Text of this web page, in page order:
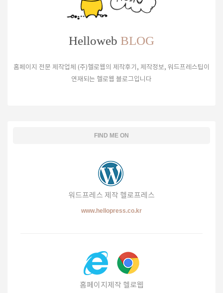
Helloweb BLOG
홈페이지 전문 제작업체 (주)헬로웹의 제작후기, 제작정보, 워드프레스팁이
연재되는 헬로웹 블로그입니다
FIND ME ON
워드프레스 제작 헬로프레스
www.hellopress.co.kr
홈페이지제작 헬로웹